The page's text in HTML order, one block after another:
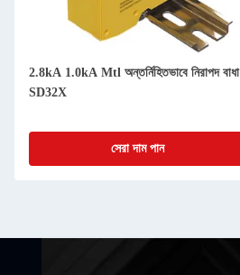
2.8kA 1.0kA Mtl অন্তর্নিহিতভাবে নিরাপদ বাধা
SD32X
সেরা দাম পান